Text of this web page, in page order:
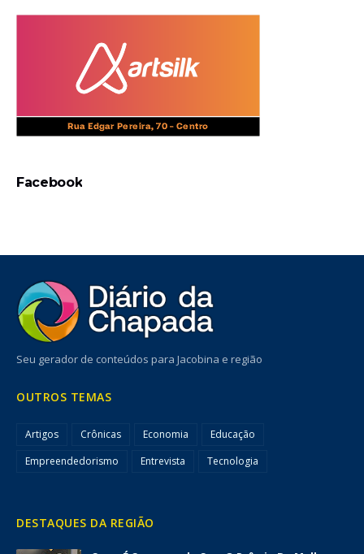
Facebook
Seu gerador de conteúdos para Jacobina e região
OUTROS TEMAS
Artigos Crônicas Economia
Educação
Empreendedorismo
Entrevista Tecnologia
DESTAQUES DA REGIÃO